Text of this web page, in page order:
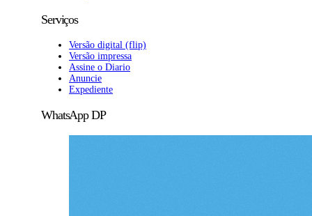
Serviços
Versão digital (flip)
Versão impressa
Assine o Diario
Anuncie
Expediente
WhatsApp DP